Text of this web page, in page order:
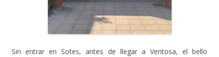
Sin entrar en Sotes, antes de llegar a Ventosa, el bello